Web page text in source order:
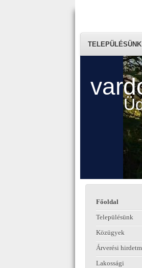
TELEPÜLÉSÜNK
Főoldal
Településünk
Közügyek
Árverési
Lakossági